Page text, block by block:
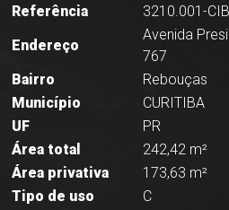
Referência
3210.001-CIB
Endereço
Avenida
767
Bairro
Rebouças
Município
CURITIBA
UF
PR
Área total
242,42 m²
Área privativa
173,63 m²
Tipo de uso
C